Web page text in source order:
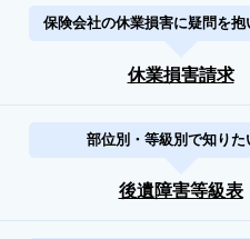
保険会社の休業損害に疑問を抱
休業損害請求
部位別・等級別で知りた
後遺障害等級表